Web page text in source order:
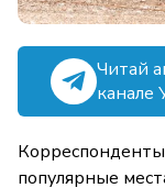
Читай
канале
популярные